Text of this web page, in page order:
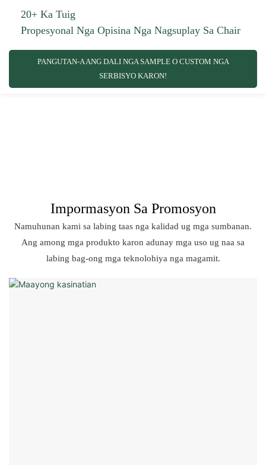
20+ Ka Tuig
Propesyonal Nga Opisina Nga Nagsuplay Sa Chair
PANGUTAN-A ANG DALI NGA SAMPLE O CUSTOM NGA
SERBISYO KARON!
Impormasyon Sa Promosyon
Namuhunan kami sa labing taas nga kalidad ug mga sumbanan.
Ang among mga produkto karon adunay mga uso ug naa sa
labing bag-ong mga teknolohiya nga magamit.